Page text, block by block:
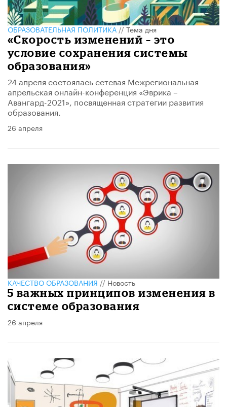
ОБРАЗОВАТЕЛЬНАЯ ПОЛИТИКА//Тема дня
«Скорость изменений – это
условие сохранения системы
образования»
24 апреля состоялась сетевая Межрегиональная
апрельская онлайн-конференция «Эврика –
Авангард-2021», посвященная стратегии развития
образования.
26 апреля
КАЧЕСТВО ОБРАЗОВАНИЯ//Новость
5 важных принципов изменения в
системе образования
26 апреля